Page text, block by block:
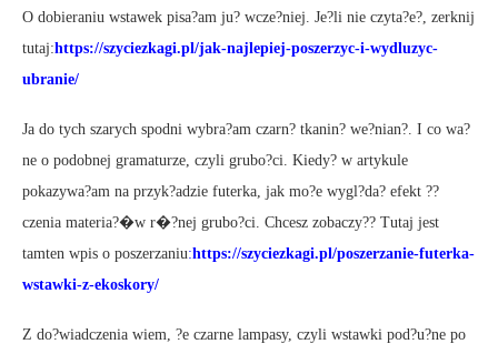
O dobieraniu wstawek pisa?am ju? wcze?niej. Je?li nie czyta?e?, zerknij
tutaj:https://szyciezkagi.pl/jak-najlepiej-poszerzyc-i-wydluzyc-
ubranie/
Ja do tych szarych spodni wybra?am czarn? tkanin? we?nian?. I co wa?
ne o podobnej gramaturze, czyli grubo?ci. Kiedy? w artykule
pokazywa?am na przyk?adzie futerka, jak mo?e wygl?da? efekt ??
czenia materia?�w r�?nej grubo?ci. Chcesz zobaczy?? Tutaj jest
tamten wpis o poszerzaniu:https://szyciezkagi.pl/poszerzanie-futerka-
wstawki-z-ekoskory/
Z do?wiadczenia wiem, ?e czarne lampasy, czyli wstawki pod?u?ne po